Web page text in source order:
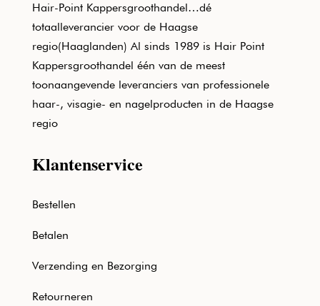
Hair-Point Kappersgroothandel…dé
totaalleverancier voor de Haagse
regio(Haaglanden) Al sinds 1989 is Hair Point
Kappersgroothandel één van de meest
toonaangevende leveranciers van professionele
haar-, visagie- en nagelproducten in de Haagse
regio
Klantenservice
Bestellen
Betalen
Verzending en Bezorging
Retourneren